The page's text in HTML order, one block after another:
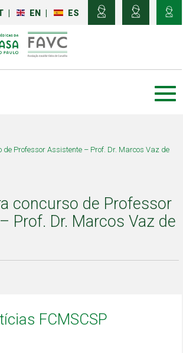
EN ES
de Professor Assistente – Prof. Dr. Marcos Vaz de
concurso de Professor
Prof. Dr. Marcos Vaz de
FCMSCSP